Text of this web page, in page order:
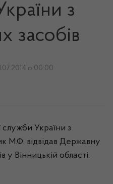
з
засобів
о 00:00
служби України з
М.Ф. відвідав Державну
у Вінницькій області.